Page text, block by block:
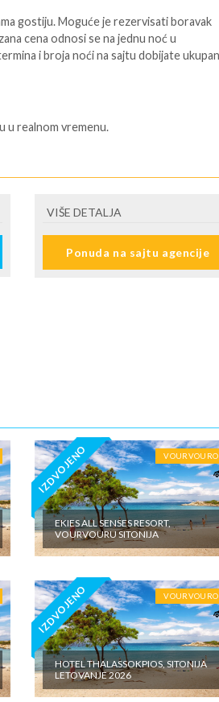
gostiju. Moguće je rezervisati boravak
cena odnosi se na jednu noć u
i broja noći na sajtu dobijate ukupan
u realnom vremenu.
smeštajnoj jedinici prema opisu -
na klimatsku krizu) na destinaciji, plaćaju
VIŠE DETALJA
Ponuda na sajtu agencije
IZDVOJENO
EKIES ALL SENSES RESORT,
VOURVOURU SITONIJA
IZDVOJENO
HOTEL THALASSOKPIOS, SITONIJA
LETOVANJE 2026